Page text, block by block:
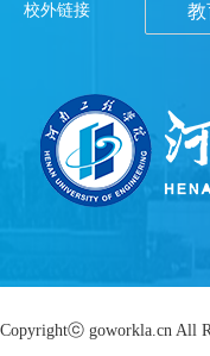
校外链接 教
Copyrightⓒ goworkla.cn All